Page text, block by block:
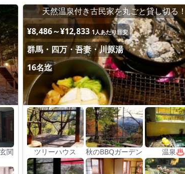
関
天然温泉付き古民家を丸ごと貸し切る！
¥8,486～¥12,833 1人あたり目安
群馬・四万・吾妻・川原湯
16名迄
ツリーハウス 秋のBBQガーデン 温泉♨